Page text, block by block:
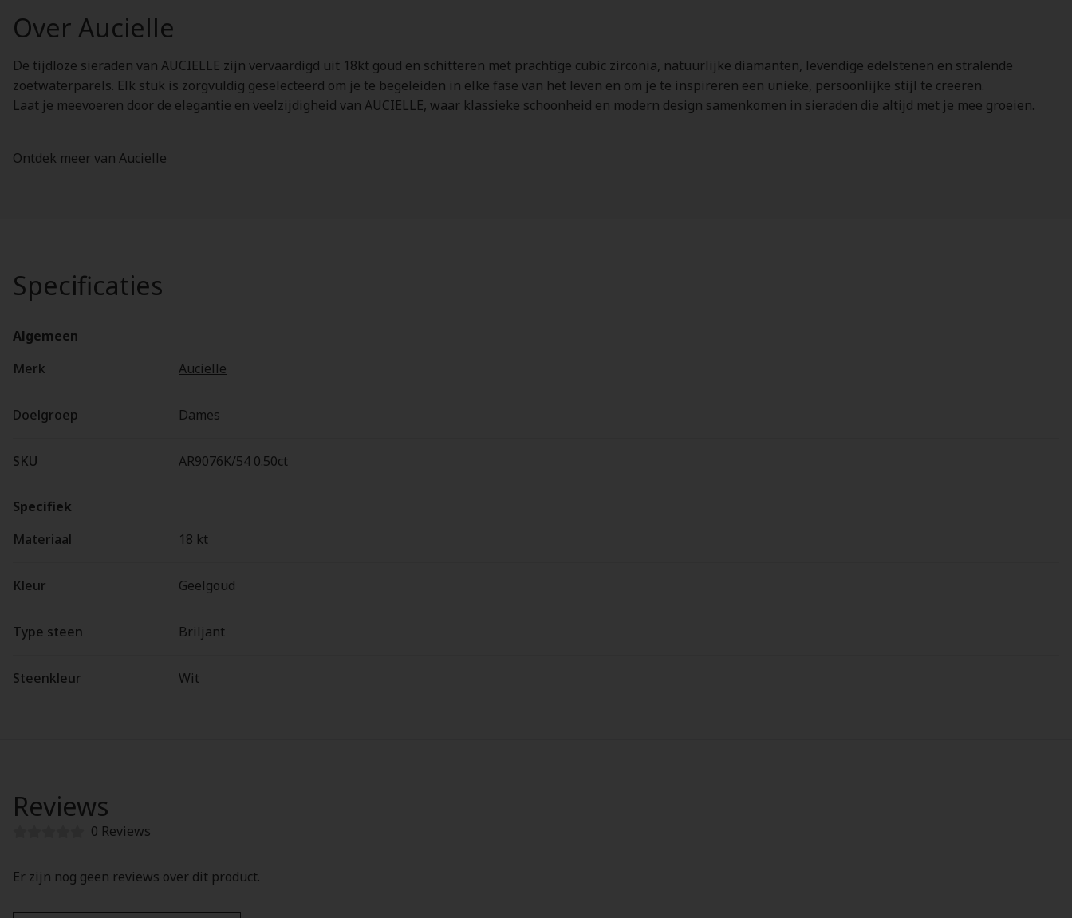
Over Aucielle
De tijdloze sieraden van AUCIELLE zijn vervaardigd uit 18kt goud en schitteren met prachtige cubic zirconia, natuurlijke diamanten, levendige edelstenen en stralende
zoetwaterparels. Elk stuk is zorgvuldig geselecteerd om je te begeleiden in elke fase van het leven en om je te inspireren een unieke, persoonlijke stijl te creëren.
Laat je meevoeren door de elegantie en veelzijdigheid van AUCIELLE, waar klassieke schoonheid en modern design samenkomen in sieraden die altijd met je mee groeien.
Ontdek meer van Aucielle
Specificaties
Algemeen
Merk
Aucielle
Doelgroep Dames
SKU AR9076K/54 0.50ct
Specifiek
Materiaal
18 kt
Kleur Geelgoud
Type steen Briljant
Steenkleur Wit
Reviews
0 Reviews
Er zijn nog geen reviews over dit product.